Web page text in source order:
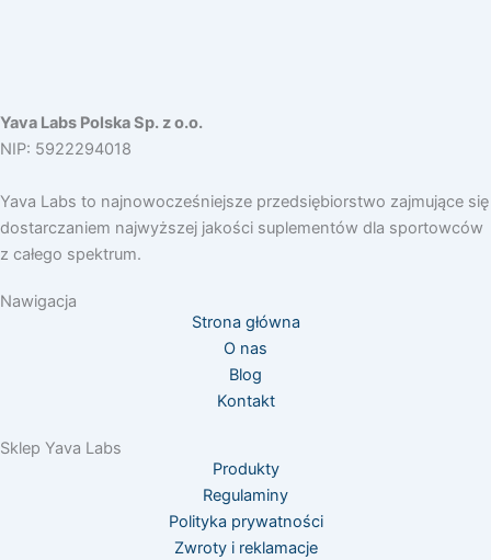
k
a
m
Yava Labs Polska Sp. z o.o.
NIP: 5922294018
Yava Labs to najnowocześniejsze przedsiębiorstwo zajmujące się
dostarczaniem najwyższej jakości suplementów dla sportowców
z całego spektrum.
Nawigacja
Strona główna
O nas
Blog
Kontakt
Sklep Yava Labs
Produkty
Regulaminy
Polityka prywatności
Zwroty i reklamacje